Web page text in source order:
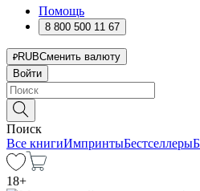
Помощь
8 800 500 11 67
RUBСменить валюту
Войти
Поиск
Все книгиИмпринтыБестселлеры
18+